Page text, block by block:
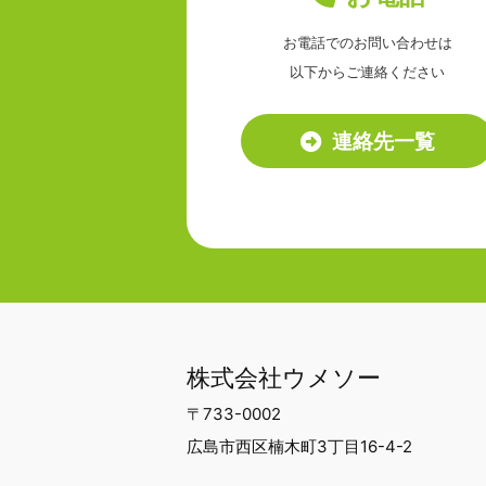
お電話でのお問い合わせは
以下からご連絡ください
連絡先一覧
株式会社ウメソー
〒733-0002
広島市西区楠木町3丁目16-4-2